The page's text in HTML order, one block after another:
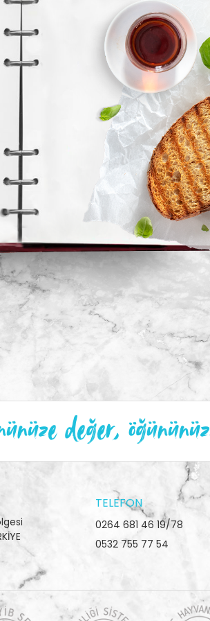
değer,
TELEFON
0264 681 46 19/78
0532 755 77 54